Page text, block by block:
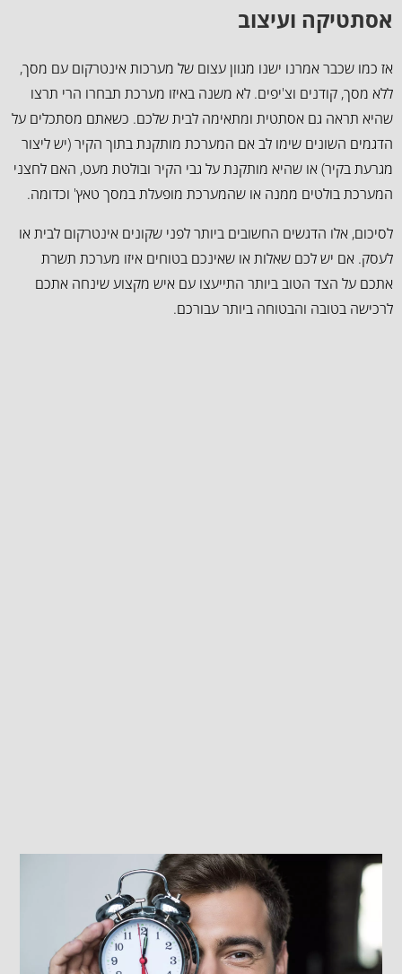
אסתטיקה ועיצוב
אז כמו שכבר אמרנו ישנו מגוון עצום של מערכות אינטרקום עם מסך,
ללא מסך, קודנים וצ'יפים. לא משנה באיזו מערכת תבחרו הרי תרצו
שהיא תראה גם אסתטית ומתאימה לבית שלכם. כשאתם מסתכלים על
הדגמים השונים שימו לב אם המערכת מותקנת בתוך הקיר (יש ליצור
מגרעת בקיר) או שהיא מותקנת על גבי הקיר ובולטת מעט, האם לחצני
המערכת בולטים ממנה או שהמערכת מופעלת במסך טאץ' וכדומה.
לסיכום, אלו הדגשים החשובים ביותר לפני שקונים אינטרקום לבית או
לעסק. אם יש לכם שאלות או שאינכם בטוחים איזו מערכת תשרת
אתכם על הצד הטוב ביותר התייעצו עם איש מקצוע שינחה אתכם
לרכישה בטובה והבטוחה ביותר עבורכם.